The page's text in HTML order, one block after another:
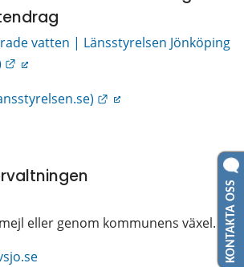
vatten | Länsstyrelsen Jönköping
Länk till annan webbplats.
Länk till annan
eller genom kommunens växel. KONTAKTA OSS